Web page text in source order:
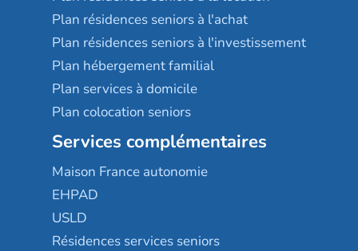
Plan résidences seniors à l'achat
Plan résidences seniors à l'investissement
Plan hébergement familial
Plan services à domicile
Plan colocation seniors
Services complémentaires
Maison France autonomie
EHPAD
USLD
Résidences services seniors